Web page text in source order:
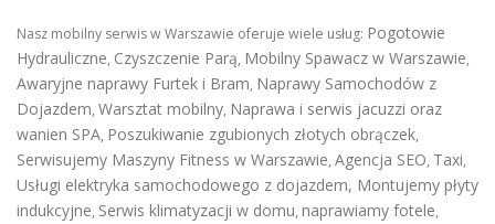
Nasz mobilny serwis w Warszawie oferuje wiele usług: Pogotowie
Hydrauliczne, Czyszczenie Parą, Mobilny Spawacz w Warszawie,
Awaryjne naprawy Furtek i Bram, Naprawy Samochodów z
Dojazdem, Warsztat mobilny, Naprawa i serwis jacuzzi oraz
wanien SPA, Poszukiwanie zgubionych złotych obrączek,
Serwisujemy Maszyny Fitness w Warszawie, Agencja SEO, Taxi,
Usługi elektryka samochodowego z dojazdem, Montujemy płyty
indukcyjne, Serwis klimatyzacji w domu, naprawiamy fotele,